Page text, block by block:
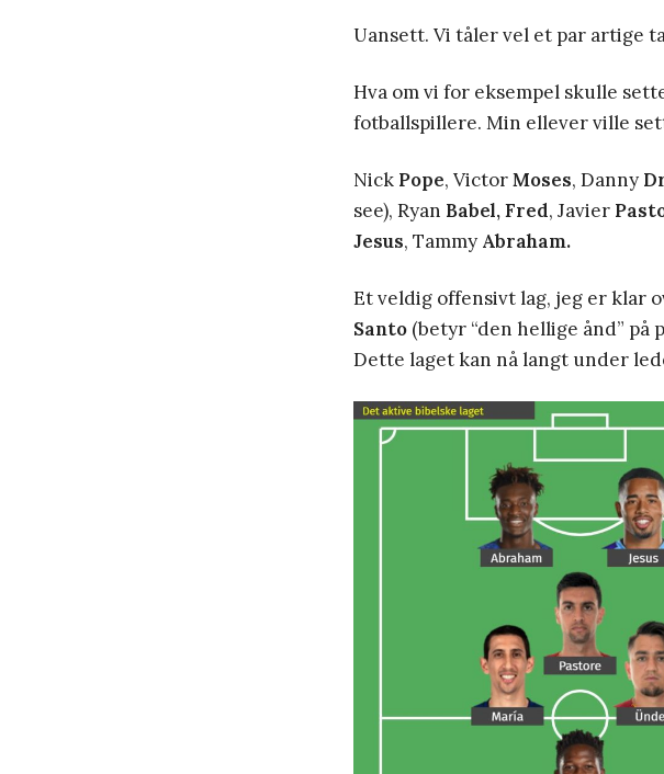
Uansett. Vi tåler vel et par artige
Hva om vi for eksempel skulle
fotballspillere. Min ellever ville
Nick Pope, VictorMoses, Danny
see), Ryan Babel,Fred, Javier
Jesus, Tammy Abraham.
Et veldig offensivt lag, jeg er klar
Santo (betyr “den hellige ånd”
Dette laget kan nå langt under